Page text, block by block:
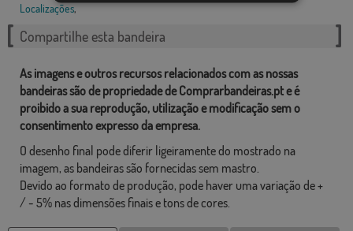
Localizações,
Compartilhe esta bandeira
As imagens e outros recursos relacionados com as nossas
bandeiras são de propriedade de Comprarbandeiras.pt e é
proibido a sua reprodução, utilização e modificação sem o
consentimento expresso da empresa.
O desenho final pode diferir ligeiramente do mostrado na
imagem, as bandeiras são fornecidas sem mastro.
Devido ao formato de produção, pode haver uma variação de +
/ - 5% nas dimensões finais e tons de cores.